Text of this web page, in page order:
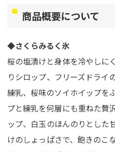
商品概要について
◆さくらみるく氷
桜の塩漬けと身体を冷やしに
りシロップ、フリーズドライ
練乳、桜味のソイホイップを
プと練乳を何層にも重ねた贅
ップ、白玉のほんのりとした
けのしょっぱさで、飽きのこ